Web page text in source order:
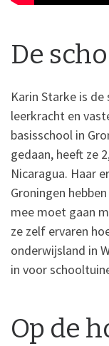
De
Karin Starke is
leerkracht en
basisschool in
gedaan, heeft ze
Nicaragua. Haar
Groningen
mee moet gaan
ze zelf ervaren
onderwijsland in
in voor
Op de